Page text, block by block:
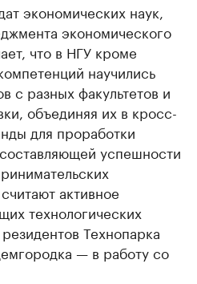
экономических наук,
экономического
что в НГУ кроме
научились
с разных факультетов и
объединяя их в кросс-
для проработки
успешности
активное
технологических
Технопарка
— в работу со